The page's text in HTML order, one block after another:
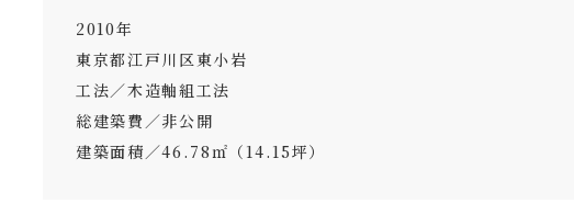
2010年
東京都江戸川区東小岩
工法／木造軸組工法
総建築費／非公開
建築面積／46.78㎡（14.15坪）